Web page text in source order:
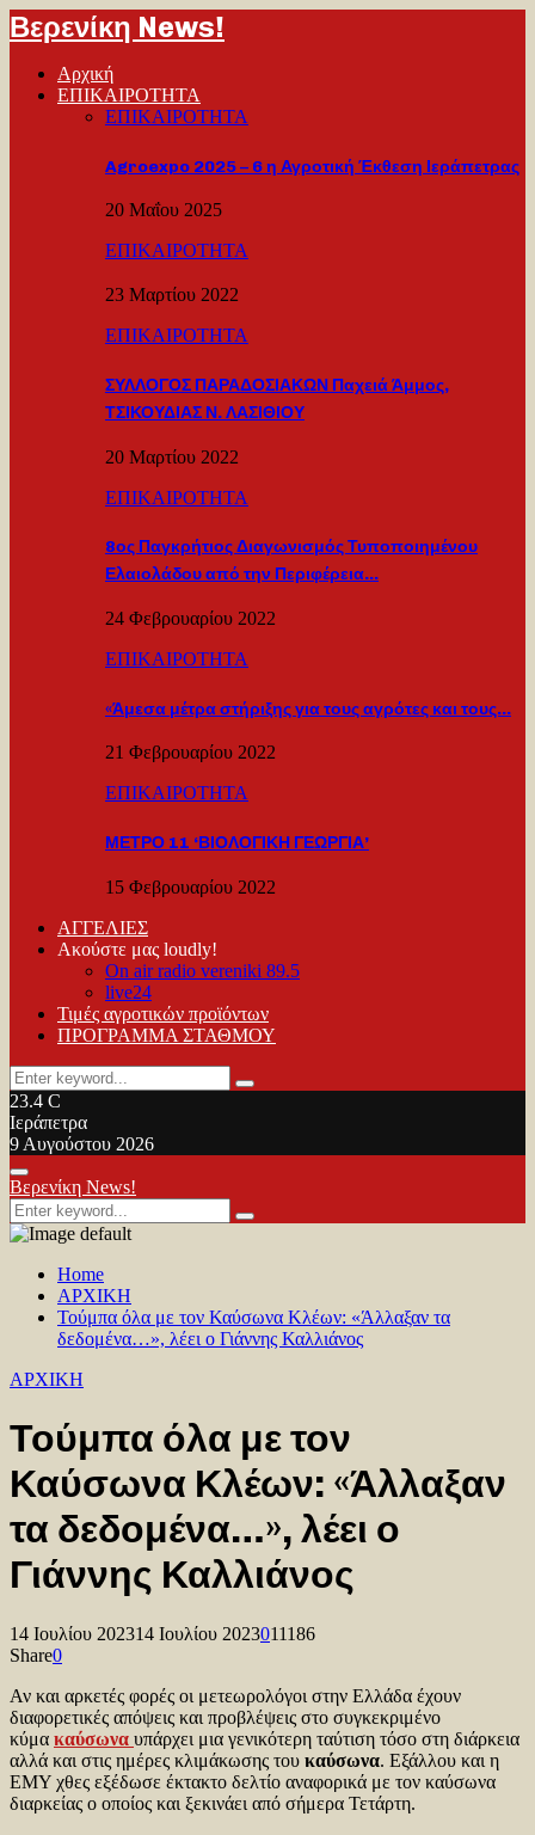
Βερενίκη News!
Αρχική
ΕΠΙΚΑΙΡΟΤΗΤΑ
ΕΠΙΚΑΙΡΟΤΗΤΑ
Agroexpo 2025 – 6 η Αγροτική Έκθεση Ιεράπετρας
20 Μαΐου 2025
ΕΠΙΚΑΙΡΟΤΗΤΑ
23 Μαρτίου 2022
ΕΠΙΚΑΙΡΟΤΗΤΑ
ΣΥΛΛΟΓΟΣ ΠΑΡΑΔΟΣΙΑΚΩΝ Παχειά Άμμος,
ΤΣΙΚΟΥΔΙΑΣ Ν. ΛΑΣΙΘΙΟΥ
20 Μαρτίου 2022
ΕΠΙΚΑΙΡΟΤΗΤΑ
8ος Παγκρήτιος Διαγωνισμός Τυποποιημένου
Ελαιολάδου από την Περιφέρεια…
24 Φεβρουαρίου 2022
ΕΠΙΚΑΙΡΟΤΗΤΑ
«Άμεσα μέτρα στήριξης για τους αγρότες και τους…
21 Φεβρουαρίου 2022
ΕΠΙΚΑΙΡΟΤΗΤΑ
ΜΕΤΡΟ 11 ‘ΒΙΟΛΟΓΙΚΗ ΓΕΩΡΓΙΑ’
15 Φεβρουαρίου 2022
ΑΓΓΕΛΙΕΣ
Ακούστε μας loudly!
On air radio vereniki 89.5
live24
Τιμές αγροτικών προϊόντων
ΠΡΟΓΡΑΜΜΑ ΣΤΑΘΜΟΥ
Search
for:
Search
23.4 C
Ιεράπετρα
9 Αυγούστου 2026
Facebook
Twitter
Youtube
Primary
Menu
Βερενίκη News!
Search
for:
Search
Home
ΑΡΧΙΚΗ
Τούμπα όλα με τον Καύσωνα Κλέων: «Άλλαξαν τα
δεδομένα…», λέει ο Γιάννης Καλλιάνος
ΑΡΧΙΚΗ
Τούμπα όλα με τον
Καύσωνα Κλέων: «Άλλαξαν
τα δεδομένα…», λέει ο
Γιάννης Καλλιάνος
14 Ιουλίου 202314 Ιουλίου 2023011186
Share0
Αν και αρκετές φορές οι μετεωρολόγοι στην Ελλάδα έχουν
διαφορετικές απόψεις και προβλέψεις στο συγκεκριμένο
κύμα καύσωνα υπάρχει μια γενικότερη ταύτιση τόσο στη διάρκεια
αλλά και στις ημέρες κλιμάκωσης του καύσωνα. Εξάλλου και η
ΕΜΥ χθες εξέδωσε έκτακτο δελτίο αναφορικά με τον καύσωνα
διαρκείας ο οποίος και ξεκινάει από σήμερα Τετάρτη.